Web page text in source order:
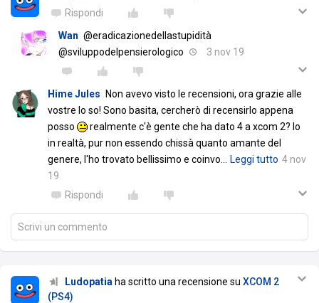
Rispondi
Wan @eradicazionedellastupidità
@sviluppodelpensierologico
3 nov 19
Hime Jules Non avevo visto le recensioni, ora grazie alle
vostre lo so! Sono basita, cercherò di recensirlo appena
posso
realmente c'è gente che ha dato 4 a xcom 2? Io
in realtà, pur non essendo chissà quanto amante del
genere, l'ho trovato bellissimo e coinvo
Leggi tutto 4 nov
19
Rispondi
Scrivi un commento
Ludopatia ha scritto una recensione su XCOM 2
(PS4)